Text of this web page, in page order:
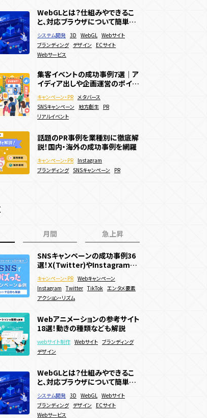
WebGLとは？仕組みやできるこ
と、対応ブラウザについて簡単に
解説！
システム開発 3D WebGL Webサイト
ブランディング デザイン
ECサイト
Webサービス
集客イベントの成功事例7選｜ア
イディア出しや企画運営のポイン
トも解説
キャンペーン・PR メタバース
SNSキャンペーン 地方創生 PR
リアルイベント
話題のPR事例を業種別に徹底解
説！国内・海外の成功事例を網羅
キャンペーン・PR Instagram
ブランディング SNSキャンペーン PR
Webアニメーションの参考サイト
webサイト制作 Webサイト
ブランディング
デザイン
集客イベントの成功事例7選｜ア
イディア出しや企画運営のポイン
トも解説
キャンペーン・PR メタバース
SNSキャンペーン 地方創生 PR
リアルイベント
Webサイトに3Dアニメーション
を導入したい！作り方やメリットを
webサイト制作 3D WebGL
アニメーション サービス・ブランドサイト
WebGL/theree.js参考サイト
日本・海外 最新事例39選
webサイト制作 3D Webキャンペーン
WebGL コーポレートサイト
サービス・ブランドサイト
ECサイトで効果的な販促キャン
ペーン施策15選！効果的な実施
方法などを解説
キャンペーン・PR Webキャンペーン
ECサイト 決済機能
メリットや制作方法も解説！
キャンペーン・PR Webキャンペーン
SNSキャンペーン
デジタルスタンプラリー
認知拡大 販売促進 夏キャンペーン
月間 急上昇
SNSキャンペーンの成功事例36
選！X(Twitter)やInstagramで
バズった面白い企画を紹介
キャンペーン・PR Webキャンペーン
Instagram Twitter TikTok エンタメ要素
アクション・リズム
Webアニメーションの参考サイト
18選！動きの種類なども解説
webサイト制作 Webサイト ブランディング
デザイン
WebGLとは？仕組みやできるこ
と、対応ブラウザについて簡単に
解説！
システム開発 3D WebGL Webサイト
ブランディング デザイン
ECサイト
Webサービス
SNSキャンペーンの成功事例36
選！X(Twitter)やInstagramで
バズった面白い企画を紹介
キャンペーン・PR Webキャンペーン
Instagram Twitter TikTok エンタメ要素
アクション・リズム
WebGLとは？仕組みやできるこ
と、対応ブラウザについて簡単に
システム開発 3D WebGL Webサイト
ブランディング
Webアニメーションの参考サイト
webサイト制作 Webサイト
ブランディング
デザイン
動きのあるWebサイトの作り方
は？メリットやデメリットも解説
webサイト制作 Webサイト ブランディング
販売促進
を導入したい！作り方やメリットを
徹底解説
webサイト制作 3D WebGL Webサイト
アニメーション
サービス・ブランドサイト
メーカー
WebGL/theree.js参考サイト
日本・海外 最新事例39選
webサイト制作 3D Webキャンペーン
WebGL コーポレートサイト
サービス・ブランドサイト